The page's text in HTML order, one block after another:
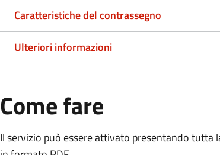
Caratteristiche del contrassegno
Ulteriori informazioni
Come fare
Il servizio può essere attivato presentando